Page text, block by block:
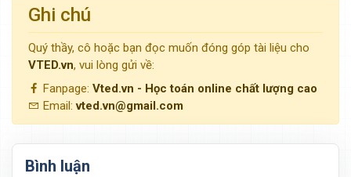
Ghi chú
Quý thầy, cô hoặc bạn đọc muốn đóng góp tài liệu cho
VTED.vn, vui lòng gửi về:
Fanpage: Vted.vn - Học toán online chất lượng cao
Email:vted.vn@gmail.com
Bình luận